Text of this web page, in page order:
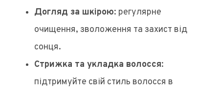
Догляд за шкірою: регулярне
очищення, зволоження та захист від
сонця.
Стрижка та укладка волосся:
підтримуйте свій стиль волосся в